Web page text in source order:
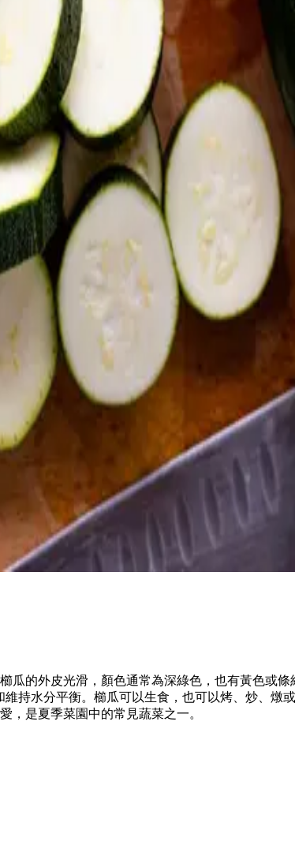
瓜的外皮光滑，顏色通常為深綠色，也有黃色或
持水分平衡。櫛瓜可以生食，也可以烤、炒、
，是夏季菜園中的常見蔬菜之一。